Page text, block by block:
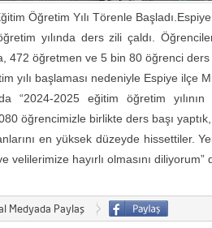
Öğretim Yılı Törenle
yılında ders zili çaldı.
472 öğretmen ve 5 bin 80 öğrenci ders
yılı başlaması nedeniyle Espiye ilçe
“2024-2025 eğitim öğretim
öğrencimizle birlikte ders başı
en yüksek düzeyde hissettiler.
velilerimize hayırlı olmasını diliyorum”
Medyada Paylaş